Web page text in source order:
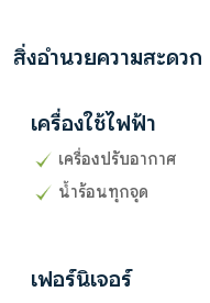
สิ่งอำนวยความสะดวก
เครื่องใช้ไฟฟ้า
เครื่องปรับอากาศ
น้ำร้อนทุกจุด
เฟอร์นิเจอร์